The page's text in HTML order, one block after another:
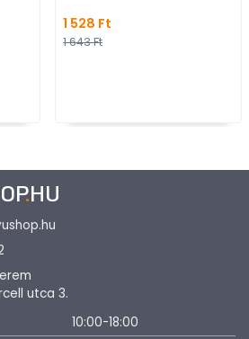
1 528 Ft
1 643 Ft
.HU
utca 3.
10:00-18:00